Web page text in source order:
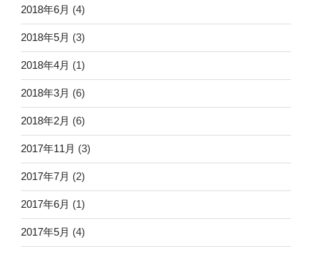
2018年6月 (4)
2018年5月 (3)
2018年4月 (1)
2018年3月 (6)
2018年2月 (6)
2017年11月 (3)
2017年7月 (2)
2017年6月 (1)
2017年5月 (4)